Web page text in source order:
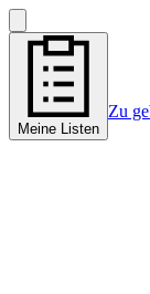
Meine Listen
Zu